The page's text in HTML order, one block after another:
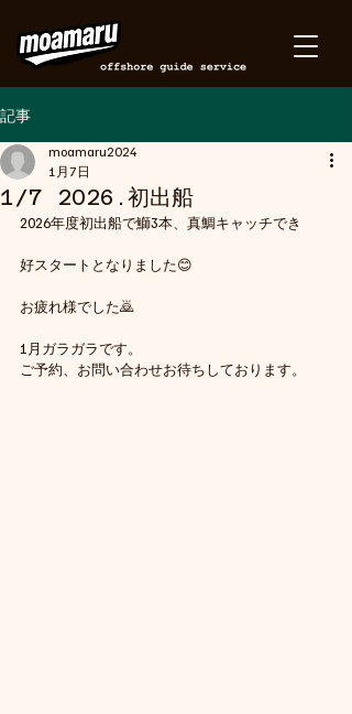
記事
1/7 2026.初出船
moamaru2024
1月7日
2026年度初出船で鰤3本、真鯛キャッチでき
好スタートとなりました😊
お疲れ様でした🙇
1月ガラガラです。
ご予約、お問い合わせお待ちしております。